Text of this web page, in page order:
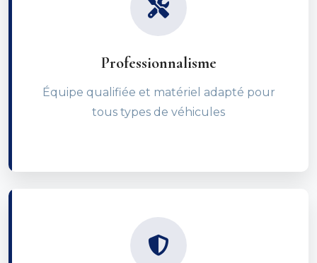
Professionnalisme
Équipe qualifiée et matériel adapté pour
tous types de véhicules